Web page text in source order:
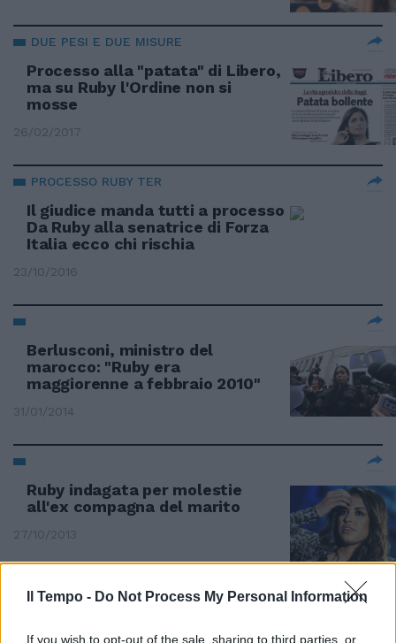
Il Tempo - Do Not Process My Personal Information
If you wish to opt-out of the sale, sharing to third parties, or
DUE PESI E DUE MISURE
Processo alla "patata" di Libero,
ma su Ruby l'Ordine non si
mosse
26/02/2017
PROCESSO RUBY TER
Il giudice manda tutti a processo
Da Ruby alla senatrice di Forza
Italia ecco chi rischia
23/10/2016
Berlusconi, ministro del
marocco: "Ruby era
maggiorenne a febbraio 2010"
31/01/2014
Ruby indagata per molestie
all'ex compagna del marito
27/10/2013